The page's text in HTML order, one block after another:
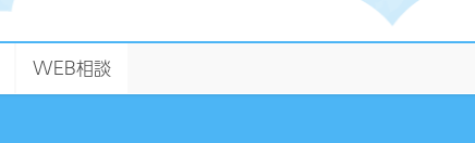
WEB相談